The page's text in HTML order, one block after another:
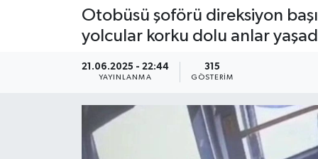
Otobüsü şoförü direksiyon
yolcular korku dolu anlar
21.06.2025 - 22:44
YAYINLANMA
315
GÖSTERIM
Kültür ve Sanat
Son Dakika Haberleri
Haber Arşivi